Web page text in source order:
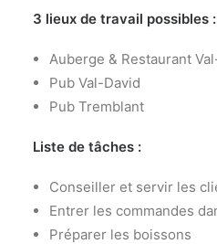
3 lieux de travail possibles :
Auberge & Restaurant
Pub Val-David
Pub Tremblant
Liste de tâches :
Conseiller et servir les
Entrer les commandes
Préparer les boissons